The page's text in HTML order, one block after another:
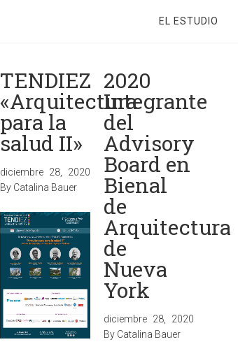
EL ESTUDIO
TENDIEZ
«Arquitectura
para la
salud II»
diciembre 28, 2020
By Catalina Bauer
2020
Integrante
del
Advisory
Board en
Bienal
de
Arquitectura
de
Nueva
York
diciembre 28, 2020
By Catalina Bauer